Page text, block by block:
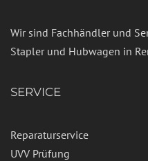
Wir sind Fachhändler und
Stapler und Hubwagen in
SERVICE
Reparaturservice
UVV Prüfung